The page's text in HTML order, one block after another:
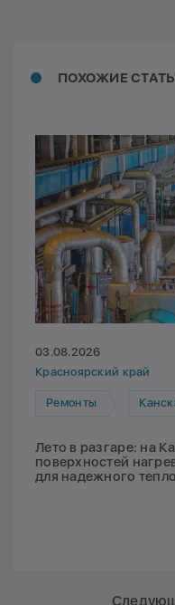
ПОХОЖИЕ
03.08.2026
Красноярский край
Ремонты
Лето в разгаре: на
поверхностей
для надежного